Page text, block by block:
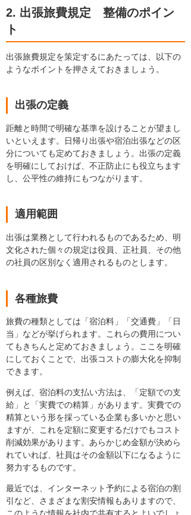
2. 出張旅費規定 整備のポイン
ト
出張旅費規定を策定するにあたっては、以下の
ようなポイントを押さえておきましょう。
出張の定義
距離と時間で明確な基準を設けることが望まし
いといえます。日帰り出張や宿泊出張などの区
分についても定めておきましょう。出張の定義
を明確にしておけば、不正防止にも役立ちます
し、公平性の維持にもつながります。
適用範囲
出張は業務として行われるものであるため、明
文化された個々の規定は役員、正社員、その他
の社員の区別なく適用されるものとします。
各種旅費
旅費の種類としては「宿泊料」「交通費」「日
当」などが挙げられます。これらの費用につい
てもきちんと定めておきましょう。ここを明確
にしておくことで、出張コストの膨大化を抑制
できます。
例えば、宿泊料の支払い方法は、「定額での支
給」と「実費での精算」があります。実費での
精算という形を採っている企業も多いかと思い
ますが、これを定額に変更するだけでもコスト
削減効果があります。あらかじめ金額が決めら
れていれば、社員はその金額以下になるように
努力するものです。
最近では、インターネット予約による宿泊の割
引など、さまざまな割安情報もありますので、